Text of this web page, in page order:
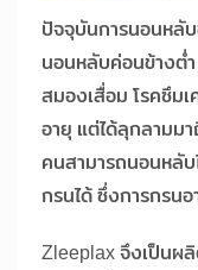
ปัจจุบันการนอนหลั
นอนหลับค่อนข้างต่ำ
สมองเสื่อม โรคซึม
อายุ แต่ได้ลุกลามม
คนสามารถนอนหลับ
กรนได้ ซึ่งการกรนอ
Zleeplax จึงเป็นผ